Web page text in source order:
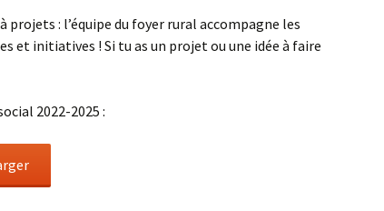
projets : l’équipe du foyer rural accompagne les
et initiatives ! Si tu as un projet ou une idée à faire
2022-2025 :